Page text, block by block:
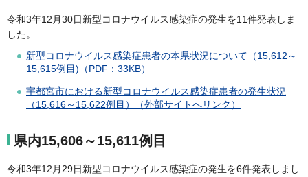
令和3年12月30日新型コロナウイルス感染症の発生を11件発表しま
した。
新型コロナウイルス感染症患者の本県状況について（15,612～
15,615例目)（PDF：33KB）
宇都宮市における新型コロナウイルス感染症患者の発生状況
（15,616～15,622例目）（外部サイトへリンク）
県内15,606～15,611例目
令和3年12月29日新型コロナウイルス感染症の発生を6件発表しまし